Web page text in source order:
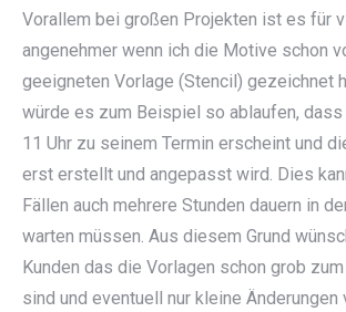
Vorallem bei großen Projekten ist es für
angenehmer wenn ich die Motive schon
geeigneten Vorlage (Stencil) gezeichnet
würde es zum Beispiel so ablaufen, dass
11 Uhr zu seinem Termin erscheint und
erst erstellt und angepasst wird. Dies
Fällen auch mehrere Stunden dauern in
warten müssen. Aus diesem Grund
Kunden das die Vorlagen schon grob
sind und eventuell nur kleine Änderungen